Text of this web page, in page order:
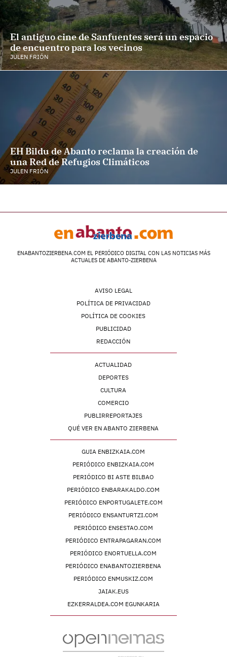
El antiguo cine de Sanfuentes será un espacio
de encuentro para los vecinos
JULEN FRIÓN
EH Bildu de Abanto reclama la creación de
una Red de Refugios Climáticos
JULEN FRIÓN
ENABANTOZIERBENA.COM EL PERIÓDICO DIGITAL CON LAS NOTICIAS MÁS
ACTUALES DE ABANTO-ZIERBENA
AVISO LEGAL
POLÍTICA DE PRIVACIDAD
POLÍTICA DE COOKIES
PUBLICIDAD
REDACCIÓN
ACTUALIDAD
DEPORTES
CULTURA
COMERCIO
PUBLIRREPORTAJES
QUÉ VER EN ABANTO ZIERBENA
GUIA ENBIZKAIA.COM
PERIÓDICO ENBIZKAIA.COM
PERIÓDICO BI ASTE BILBAO
PERIÓDICO ENBARAKALDO.COM
PERIÓDICO ENPORTUGALETE.COM
PERIÓDICO ENSANTURTZI.COM
PERIÓDICO ENSESTAO.COM
PERIÓDICO ENTRAPAGARAN.COM
PERIÓDICO ENORTUELLA.COM
PERIÓDICO ENABANTOZIERBENA
PERIÓDICO ENMUSKIZ.COM
JAIAK.EUS
EZKERRALDEA.COM EGUNKARIA